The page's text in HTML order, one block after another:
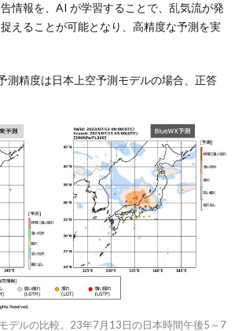
情報を、AI が学習することで、乱気流が発
えることが可能となり、高精度な予測を実
測精度は日本上空予測モデルの場合、正答
デルの比較。23年7月13日の日本時間午後5～7